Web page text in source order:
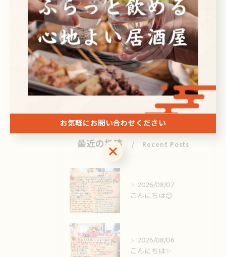
全てのカテゴリー
日本酒
ビール
焼酎
刺身
ドリンク
最近の投稿 Recent Posts
2026/08/07
こんにちは😊
2026/08/06
こんにちは✨️
お気軽にお問い合わせください
お気軽にお問い合わせください